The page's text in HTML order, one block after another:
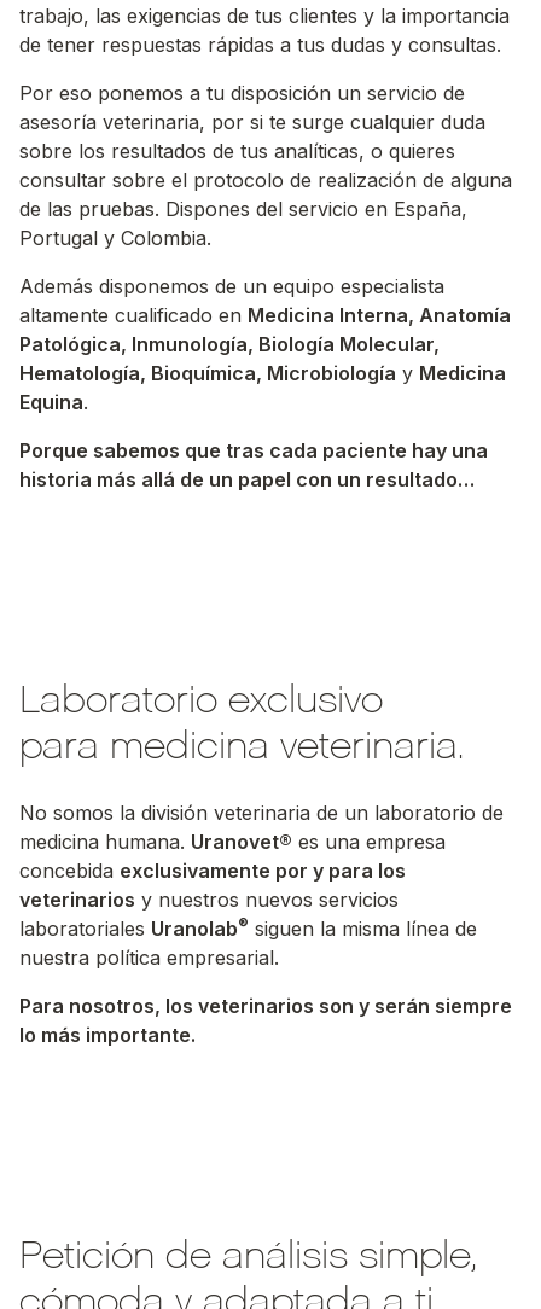
trabajo, las exigencias de tus clientes y la importancia
de tener respuestas rápidas a tus dudas y consultas.
Por eso ponemos a tu disposición un servicio de
asesoría veterinaria, por si te surge cualquier duda
sobre los resultados de tus analíticas, o quieres
consultar sobre el protocolo de realización de alguna
de las pruebas. Dispones del servicio en España,
Portugal y Colombia.
Además disponemos de un equipo especialista
altamente cualificado en Medicina Interna, Anatomía
Patológica, Inmunología, Biología Molecular,
Hematología, Bioquímica, Microbiología y Medicina
Equina.
Porque sabemos que tras cada paciente hay una
historia más allá de un papel con un resultado…
Laboratorio exclusivo
para medicina veterinaria.
No somos la división veterinaria de un laboratorio de
medicina humana. Uranovet® es una empresa
concebida exclusivamente por y para los
veterinarios y nuestros nuevos servicios
laboratoriales Uranolab® siguen la misma línea de
nuestra política empresarial.
Para nosotros, los veterinarios son y serán siempre
lo más importante.
Petición de análisis simple,